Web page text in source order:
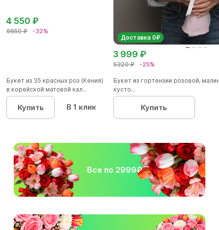
6650 ₽ -32%
4 550 ₽
Букет из 35 красных роз (Кения)
в корейской матовой кал...
Купить В 1 клик
Доставка 0₽
5320 ₽ -25%
3 999 ₽
Букет из гортензии розовой,
кусто...
Купить
Все по 2999₽